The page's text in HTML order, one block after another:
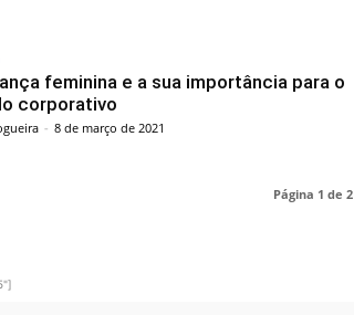
feminina e a sua importância para o
corporativo
- 8 de março de 2021
Página 1 de 2